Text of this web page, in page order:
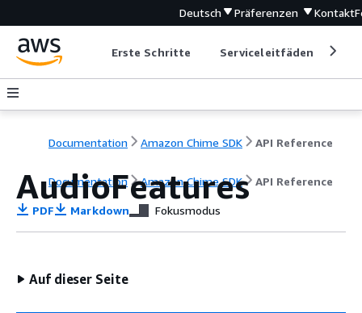
Deutsch Präferenzen Kontakt
Erste Schritte Serviceleitfäden
Documentation Amazon Chime SDK API Reference
Documentation Amazon Chime SDK API Reference
AudioFeatures
PDF Markdown Fokusmodus
Auf dieser Seite